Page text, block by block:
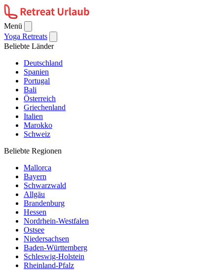
Menü
Yoga Retreats
Beliebte Länder
Deutschland
Spanien
Portugal
Bali
Österreich
Griechenland
Italien
Marokko
Schweiz
Beliebte Regionen
Mallorca
Bayern
Schwarzwald
Allgäu
Brandenburg
Hessen
Nordrhein-Westfalen
Ostsee
Niedersachsen
Baden-Württemberg
Schleswig-Holstein
Rheinland-Pfalz